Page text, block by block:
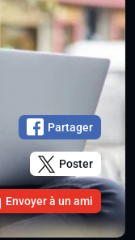
Partager
Poster
Envoyer à un ami